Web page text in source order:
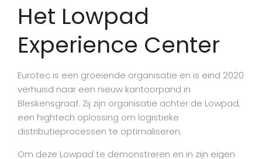
Het Lowpad
Experience Center
Eurotec is een groeiende organisatie en is eind 2020
verhuisd naar een nieuw kantoorpand in
Bleskensgraaf. Zij zijn organisatie achter de Lowpad;
een hightech oplossing om logistieke
distributieprocessen te optimaliseren.
Om deze Lowpad te demonstreren en in zijn eigen